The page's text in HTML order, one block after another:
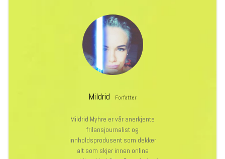
Mildrid Forfatter
Mildrid Myhre er vår anerkjente
frilansjournalist og
innholdsprodusent som dekker
alt som skjer innen online